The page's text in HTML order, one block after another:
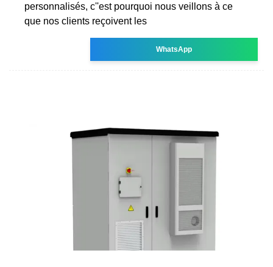
personnalisés, c''est pourquoi nous veillons à ce
que nos clients reçoivent les
WhatsApp